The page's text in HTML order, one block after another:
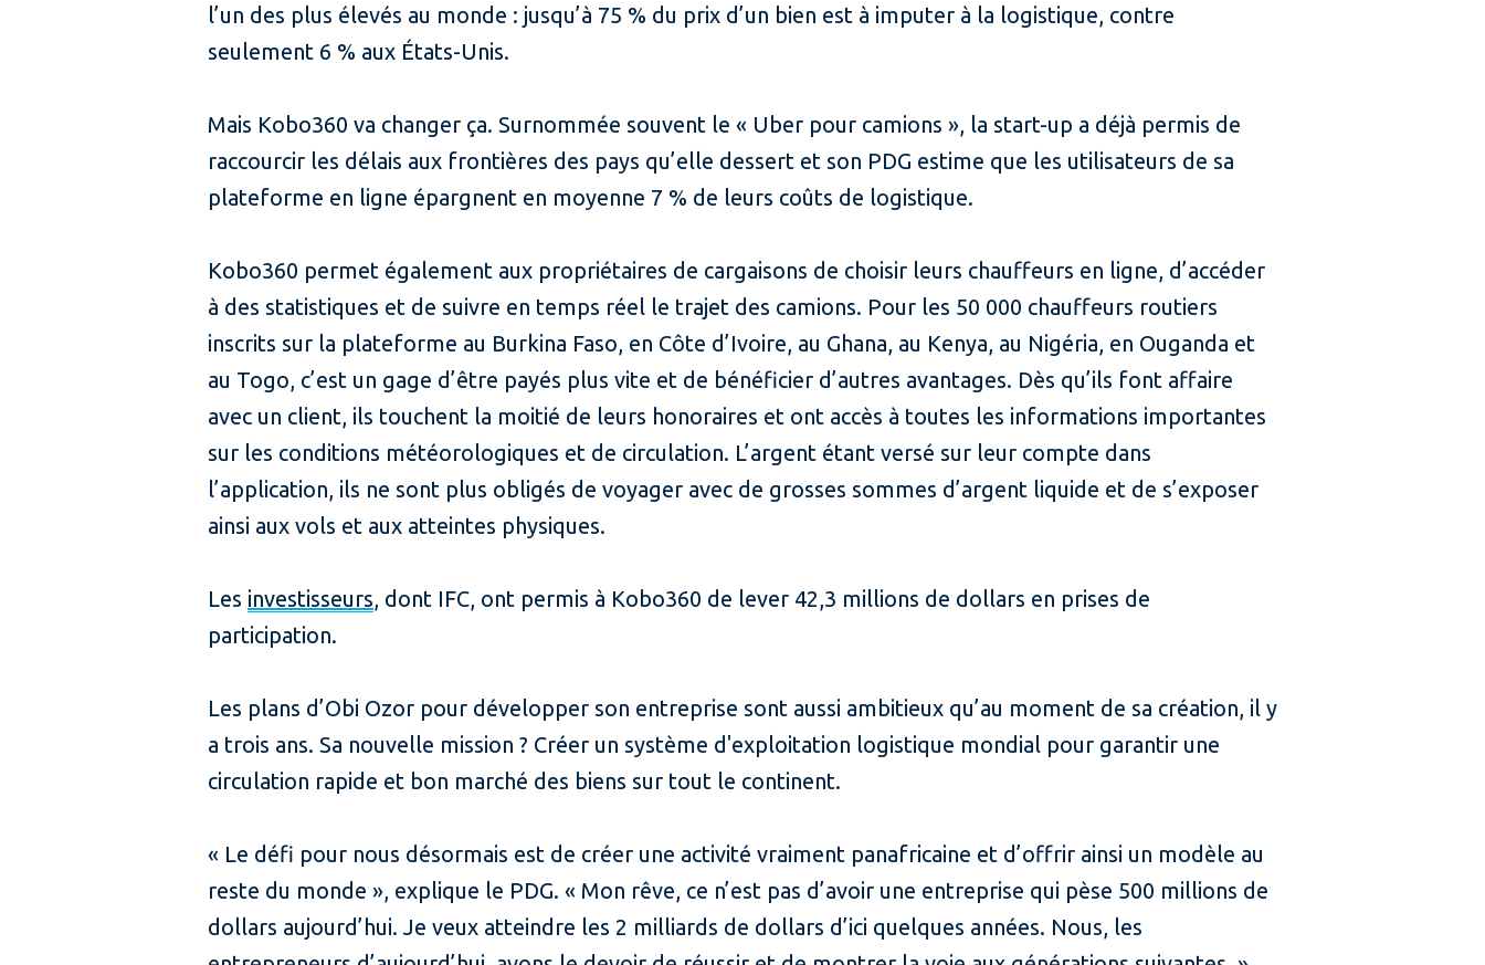
l’un des plus élevés au monde : jusqu’à 75 % du prix d’un bien est à imputer à la logistique, contre
seulement 6 % aux États-Unis.
Mais Kobo360 va changer ça. Surnommée souvent le « Uber pour camions », la start-up a déjà permis de
raccourcir les délais aux frontières des pays qu’elle dessert et son PDG estime que les utilisateurs de sa
plateforme en ligne épargnent en moyenne 7 % de leurs coûts de logistique.
Kobo360 permet également aux propriétaires de cargaisons de choisir leurs chauffeurs en ligne, d’accéder
à des statistiques et de suivre en temps réel le trajet des camions. Pour les 50 000 chauffeurs routiers
inscrits sur la plateforme au Burkina Faso, en Côte d’Ivoire, au Ghana, au Kenya, au Nigéria, en Ouganda et
au Togo, c’est un gage d’être payés plus vite et de bénéficier d’autres avantages. Dès qu’ils font affaire
avec un client, ils touchent la moitié de leurs honoraires et ont accès à toutes les informations importantes
sur les conditions météorologiques et de circulation. L’argent étant versé sur leur compte dans
l’application, ils ne sont plus obligés de voyager avec de grosses sommes d’argent liquide et de s’exposer
ainsi aux vols et aux atteintes physiques.
Les investisseurs, dont IFC, ont permis à Kobo360 de lever 42,3 millions de dollars en prises de
participation.
Les plans d’Obi Ozor pour développer son entreprise sont aussi ambitieux qu’au moment de sa création, il y
a trois ans. Sa nouvelle mission ? Créer un système d'exploitation logistique mondial pour garantir une
circulation rapide et bon marché des biens sur tout le continent.
« Le défi pour nous désormais est de créer une activité vraiment panafricaine et d’offrir ainsi un modèle au
reste du monde », explique le PDG. « Mon rêve, ce n’est pas d’avoir une entreprise qui pèse 500 millions de
dollars aujourd’hui. Je veux atteindre les 2 milliards de dollars d’ici quelques années. Nous, les